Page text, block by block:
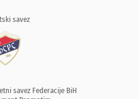
savez
savez Federacije BiH